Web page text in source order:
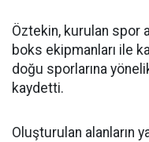
Öztekin, kurulan spor
boks ekipmanları ile
doğu sporlarına
kaydetti.
Oluşturulan alanların